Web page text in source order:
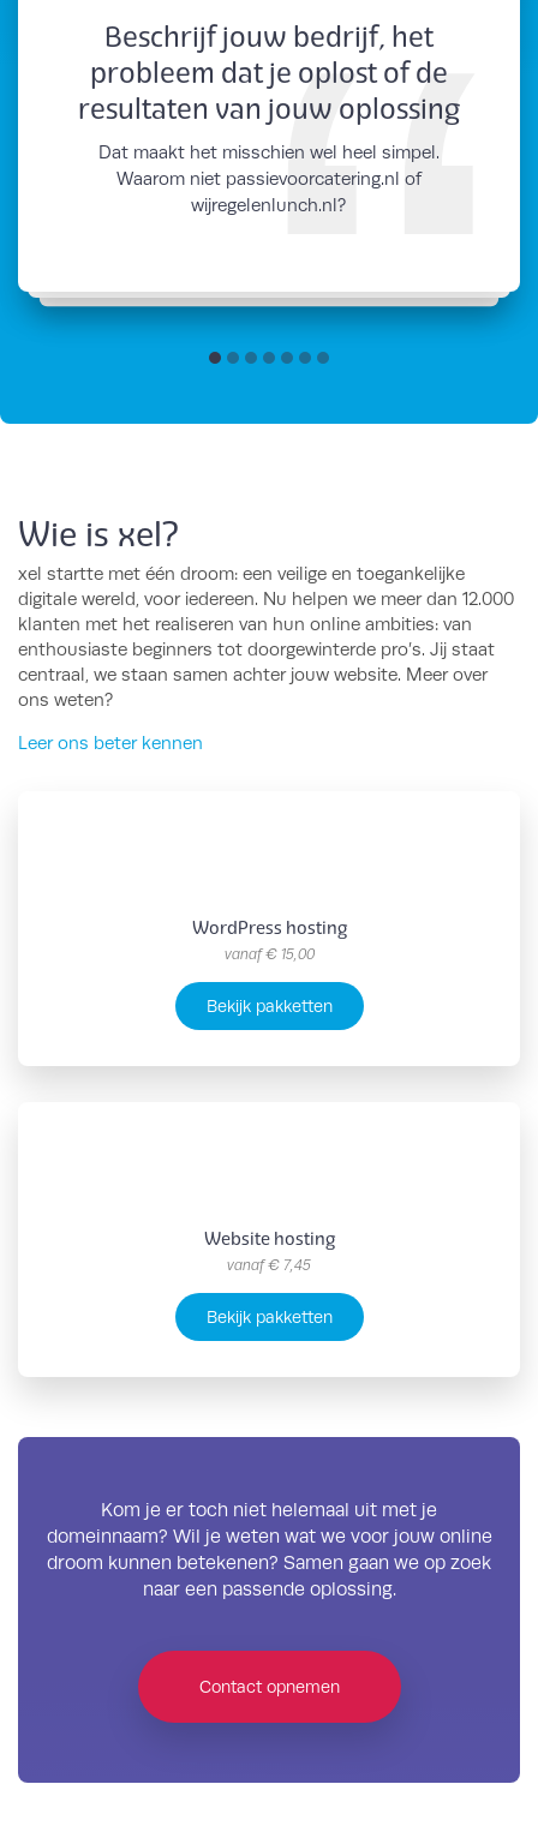
Beschrijf jouw bedrijf, het
probleem dat je oplost of de
resultaten van jouw oplossing
Dat maakt het misschien wel heel simpel.
Waarom niet passievoorcatering.nl of
wijregelenlunch.nl?
Wie is xel?
xel startte met één droom: een veilige en toegankelijke
digitale wereld, voor iedereen. Nu helpen we meer dan 12.000
klanten met het realiseren van hun online ambities: van
enthousiaste beginners tot doorgewinterde pro’s. Jij staat
centraal, we staan samen achter jouw website. Meer over
ons weten?
Leer ons beter kennen
WordPress hosting
vanaf€ 15,00
Bekijk pakketten
Website hosting
vanaf€ 7,45
Bekijk pakketten
Kom je er toch niet helemaal uit met je
domeinnaam? Wil je weten wat we voor jouw online
droom kunnen betekenen? Samen gaan we op zoek
naar een passende oplossing.
Contact opnemen